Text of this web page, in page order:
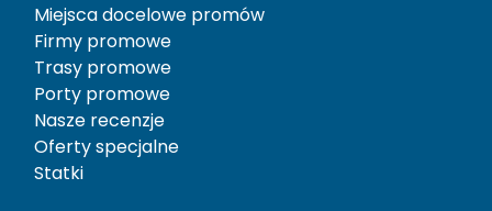
Miejsca docelowe promów
Firmy promowe
Trasy promowe
Porty promowe
Nasze recenzje
Oferty specjalne
Statki